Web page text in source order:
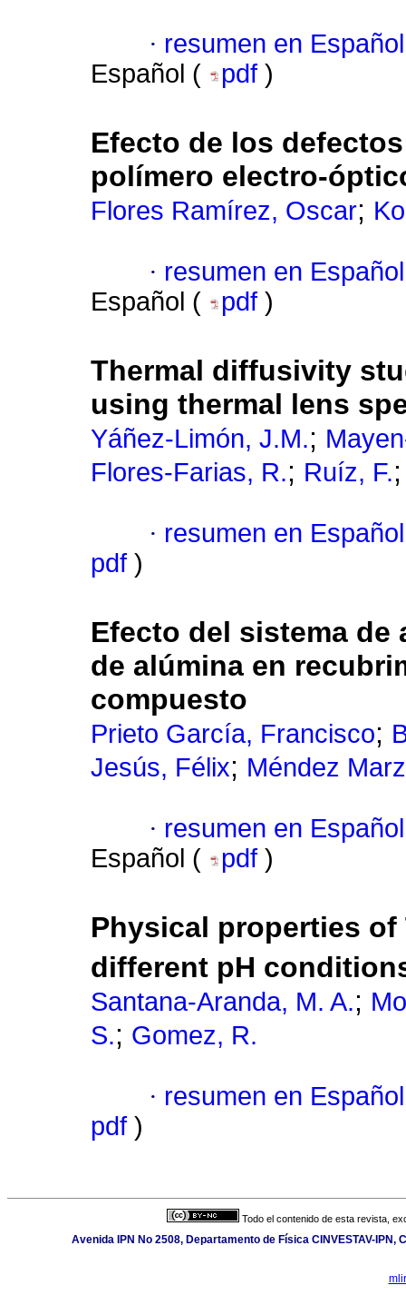
· resumen en Español
Español (
pdf )
Efecto de los
polímero electro-
Flores Ramírez, Oscar;
· resumen en Español
Español (
pdf )
Thermal diffusivity
using thermal lens
Yáñez-Limón, J.M.;
Flores-Farias, R.; Ruíz, F.
· resumen en Español
pdf )
Efecto del sistema
de alúmina en
compuesto
Prieto García, Francisco;
Jesús, Félix; Méndez
· resumen en Español
Español (
pdf )
Physical properties of
different pH
Santana-Aranda, M. A.;
S.; Gomez, R.
· resumen en Español
pdf )
Todo el contenido de esta revista,
Avenida IPN No 2508, Departamento de Física CINVESTAV-IPN,